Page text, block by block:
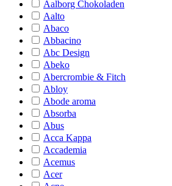
Aalborg Chokoladen
Aalto
Abaco
Abbacino
Abc Design
Abeko
Abercrombie & Fitch
Abloy
Abode aroma
Absorba
Abus
Acca Kappa
Accademia
Acemus
Acer